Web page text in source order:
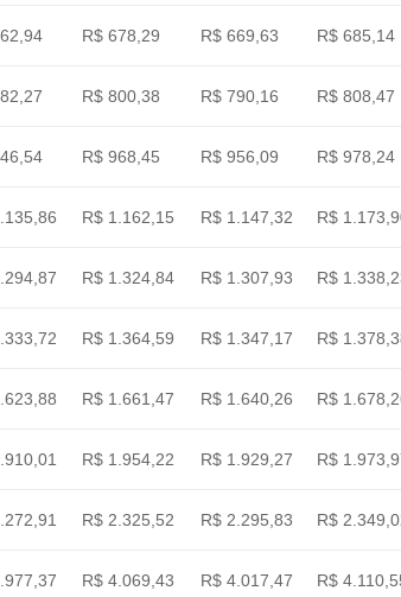
R$ 678,29 R$ 669,63 R$ 685,14
R$ 800,38 R$ 790,16 R$ 808,47
R$ 968,45 R$ 956,09 R$ 978,24
R$ 1.162,15 R$ 1.147,32 R$
R$ 1.324,84 R$ 1.307,93 R$
R$ 1.364,59 R$ 1.347,17 R$
R$ 1.661,47 R$ 1.640,26 R$
R$ 1.954,22 R$ 1.929,27 R$
R$ 2.325,52 R$ 2.295,83 R$
R$ 4.069,43 R$ 4.017,47 R$